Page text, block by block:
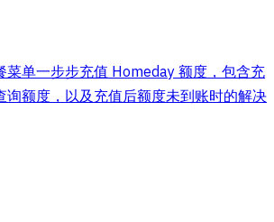
菜单一步步充值 Homeday 额度，包含充
询额度，以及充值后额度未到账时的解决